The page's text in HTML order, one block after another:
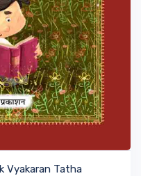
Vyakaran Tatha